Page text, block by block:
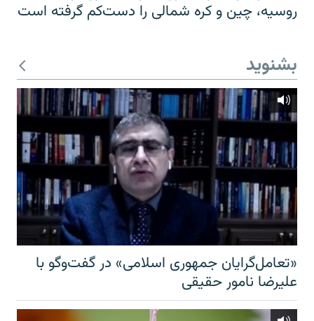
روسیه، چین و کره شمالی را دست‌کم گرفته است
بشنوید
«تعامل‌گرایان جمهوری اسلامی» در گفت‌وگو با
علیرضا نامور حقیقی